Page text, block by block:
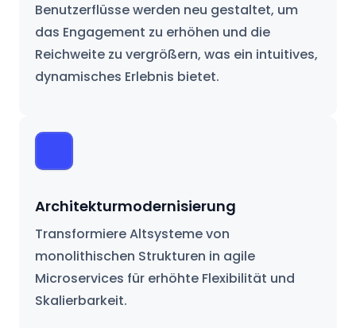
Benutzerflüsse werden neu gestaltet, um
das Engagement zu erhöhen und die
Reichweite zu vergrößern, was ein intuitives,
dynamisches Erlebnis bietet.
Architekturmodernisierung
Transformiere Altsysteme von
monolithischen Strukturen in agile
Microservices für erhöhte Flexibilität und
Skalierbarkeit.